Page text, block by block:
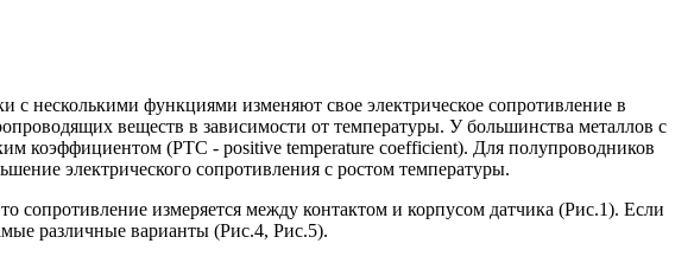
с несколькими функциями изменяют свое электрическое сопротивление в
веществ в зависимости от температуры. У большинства металлов с
коэффициентом (PTC - positive temperature coefficient). Для полупроводников
электрического сопротивления с ростом температуры.
сопротивление измеряется между контактом и корпусом датчика (Рис.1). Если
различные варианты (Рис.4, Рис.5).